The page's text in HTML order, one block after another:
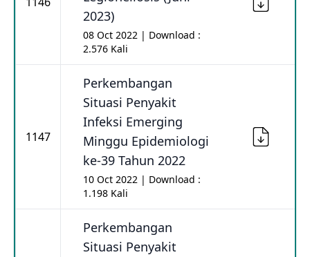
2023)
08 Oct 2022 | Download :
2.576 Kali
1147
Perkembangan
Situasi Penyakit
Infeksi Emerging
Minggu Epidemiologi
ke-39 Tahun 2022
10 Oct 2022 | Download :
1.198 Kali
Perkembangan
Situasi Penyakit